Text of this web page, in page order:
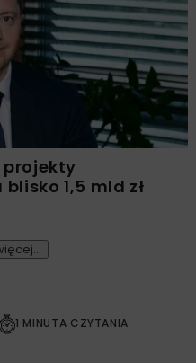
projekty
1,5 mld zł
1 MINUTA CZYTANIA